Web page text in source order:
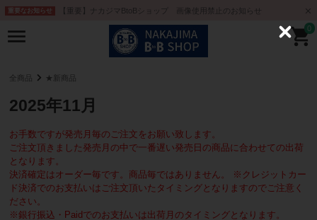
重要なお知らせ 【重要】ナカジマBtoBショップ 画像使用禁止のお知らせ
0
全商品 ★新商品
2025年11月
お手数ですが発売月毎のご注文をお願い致します。
ご注文頂きました発売月の中で一番遅い発売日の商品に合わせての出荷
となります。
決済確定はオーダー毎です。商品毎ではありません。 ※クレジットカー
ド決済でのお支払いはご注文頂いたタイミングとなりますのでご注意く
ださい。
※銀行振込・Paidでのお支払いは出荷月のタイミングとなります。
C